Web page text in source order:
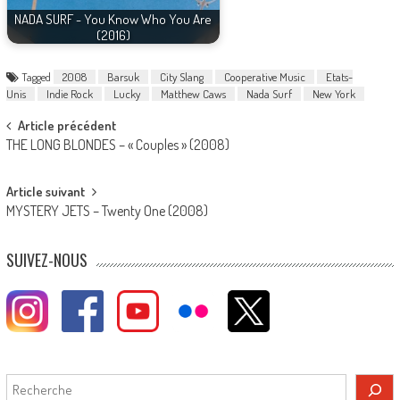
NADA SURF - You Know Who You Are
(2016)
Tagged 2008 Barsuk City Slang Cooperative Music
Etats-
Unis
Indie Rock Lucky Matthew Caws Nada Surf New York
Post
navigation
Article précédent
THE LONG BLONDES – « Couples » (2008)
Article suivant
MYSTERY JETS – Twenty One (2008)
SUIVEZ-NOUS
Rechercher